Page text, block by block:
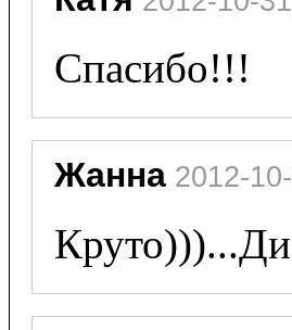
Спасибо!!!
Жанна 2012-